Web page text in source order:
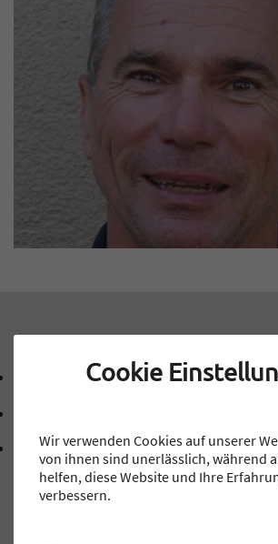
09131 40143-0
Telefonnummer: 0 9 1 3 1 4 0 1 4 3 0
Adresse:
Schillerstraße 12
91054, 9 1 0 5 4
Erlangen
Cookie
Wir verwenden Cookies auf unserer
von ihnen sind unerlässlich, während
helfen, diese Website und Ihre
verbessern.